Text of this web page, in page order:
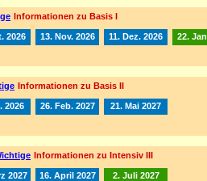
Informationen zu Basis I
2026 13. Nov. 2026 11. Dez. 2026 22.
Informationen zu Basis II
2026 26. Feb. 2027 21. Mai 2027
Informationen zu Intensiv III
2027 16. April 2027 2. Juli 2027